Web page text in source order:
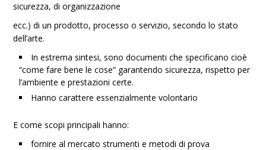
sicurezza, di organizzazione
ecc.) di un prodotto, processo o servizio, secondo lo stato
dell’arte.
In estrema sintesi, sono documenti che specificano cioè
“come fare bene le cose” garantendo sicurezza, rispetto per
l’ambiente e prestazioni certe.
Hanno carattere essenzialmente volontario
E come scopi principali hanno:
fornire al mercato strumenti e metodi di prova